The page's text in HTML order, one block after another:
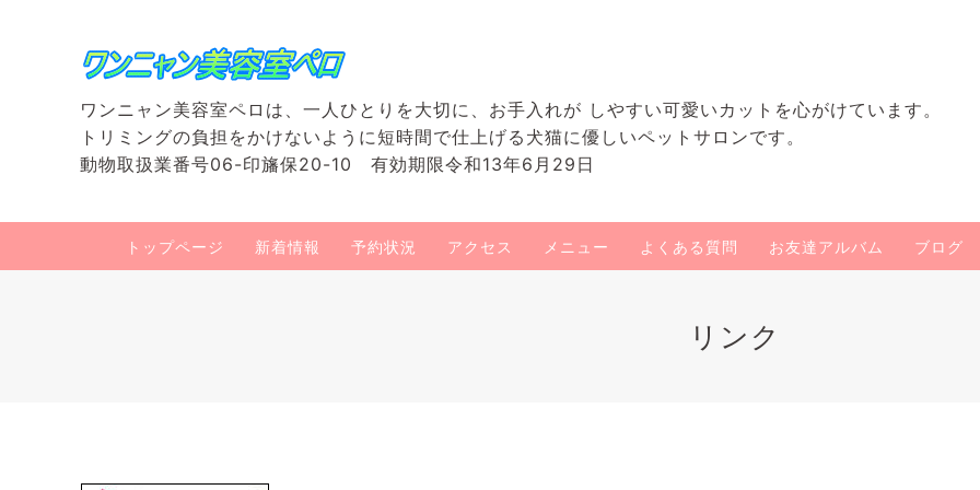
ワンニャン美容室ペロは、一人ひとりを大切に、お手入れが しやすい可愛いカットを心がけています。
トリミングの負担をかけないように短時間で仕上げる犬猫に優しいペットサロンです。
動物取扱業番号06-印旛保20-10 有効期限令和13年6月29日
トップページ 新着情報 予約状況 アクセス メニュー よくある質問 お友達アルバム ブログ
リンク